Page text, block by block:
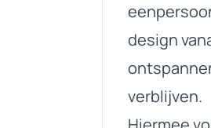
design
verblijven.